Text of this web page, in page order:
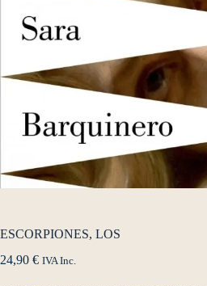
ESCORPIONES, LOS
24,90 € IVA Inc.